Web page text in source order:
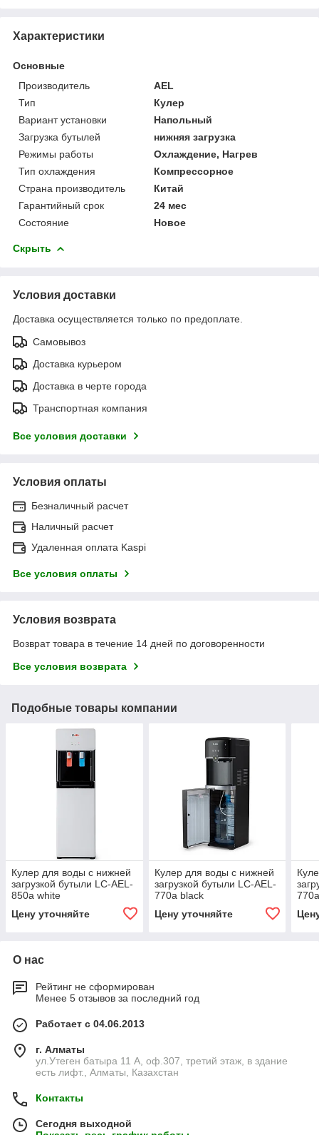
Характеристики
Основные
Производитель
AEL
Тип
Кулер
Вариант установки
Напольный
Загрузка бутылей
нижняя загрузка
Режимы работы
Охлаждение, Нагрев
Тип охлаждения
Компрессорное
Страна производитель
Китай
Гарантийный срок
24 мес
Состояние
Новое
Скрыть
Условия доставки
Доставка осуществляется только по предоплате.
Самовывоз
Доставка курьером
Доставка в черте города
Транспортная компания
Все условия доставки
Условия оплаты
Безналичный расчет
Наличный расчет
Удаленная оплата Kaspi
Все условия оплаты
Условия возврата
Возврат товара в течение 14 дней по договоренности
Все условия возврата
Подобные товары компании
Кулер для воды с нижней
загрузкой бутыли LC-AEL-
850a white
Цену уточняйте
Кулер для воды с нижней
загрузкой бутыли LC-AEL-
770a black
Цену уточняйте
О нас
Рейтинг не сформирован
Менее 5 отзывов за последний год
Работает с 04.06.2013
г. Алматы
ул.Утеген батыра 11 А, оф.307, третий этаж, в здание
есть лифт., Алматы, Казахстан
Контакты
Сегодня выходной